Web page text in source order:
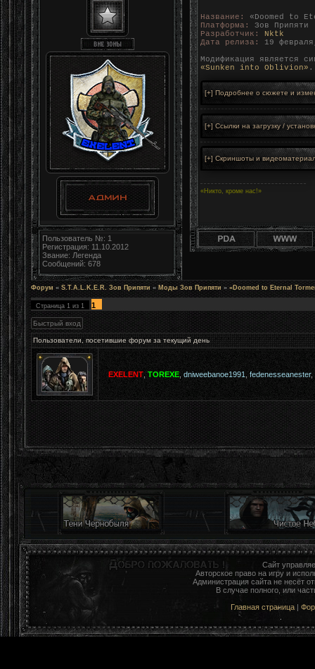
Пользователь №: 1
Регистрация: 11.10.2012
Звание: Легенда
Сообщений: 678
Название:
«Doomed to
Платформа:
Зов
Разработчик:
Nktk
Дата релиза:
19
Модификация является
«Sunken into Oblivion» .
«Никто, кроме нас!»
Форум » S.T.A.L.K.E.R. Зов Припяти » Моды Зов Припяти » «Doomed to Eternal
Страница 1 из 1 1
Пользователи, посетившие форум за текущий день
EXELENT ,TOREXE dniweebanoe1991 ,fedenesseanester,
Сайт
Авторское право на игру и
Администрация сайта не несёт
В случае полного, или
Главная страница |